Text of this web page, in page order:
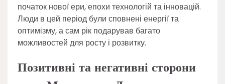
початок нової ери, епохи технологій та інновацій.
Люди в цей період були сповнені енергії та
оптимізму, а сам рік подарував багато
можливостей для росту і розвитку.
Позитивні та негативні сторони